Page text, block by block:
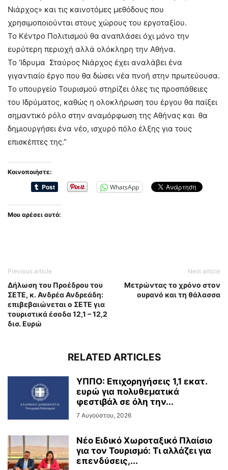
Νιάρχος» και τις καινοτόμες μεθόδους που
χρησιμοποιούνται στους χώρους του εργοταξίου.
Το Κέντρο Πολιτισμού θα αναπλάσει όχι μόνο την
ευρύτερη περιοχή αλλά ολόκληρη την Αθήνα.
Το ‘Ιδρυμα Σταύρος Νιάρχος έχει αναλάβει ένα
γιγαντιαίο έργο που θα δώσει νέα πνοή στην πρωτεύουσα.
Το υπουργείο Τουρισμού στηρίζει όλες τις προσπάθειες
του Ιδρύματος, καθώς η ολοκλήρωση του έργου θα παίξει
σημαντικό ρόλο στην αναμόρφωση της Αθήνας και θα
δημιουργήσει ένα νέο, ισχυρό πόλο έλξης για τους
επισκέπτες της.”
Κοινοποιήστε:
WhatsApp
Μου αρέσει αυτό:
Previous article
Δήλωση του Προέδρου του
ΣΕΤΕ, κ. Ανδρέα Ανδρεάδη:
επιβεβαιώνεται ο ΣΕΤΕ για
τουριστικά έσοδα 12,1 – 12,2
δισ. Ευρώ
Next article
Μετρώντας το χρόνο στον
ουρανό και τη θάλασσα
RELATED ARTICLES
ΥΠΠΟ: Επιχορηγήσεις 1,1 εκατ.
ευρώ για πολυθεματικά
φεστιβάλ σε όλη την...
7 Αυγούστου, 2026
Νέο Ειδικό Χωροταξικό Πλαίσιο
για τον Τουρισμό: Τι αλλάζει για
επενδύσεις,...